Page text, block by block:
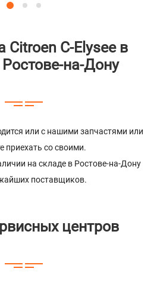
Citroen C-Elysee в
на-Дону
или с нашими запчастями или
приехать со своими.
на складе в Ростове-на-Дону
поставщиков.
центров